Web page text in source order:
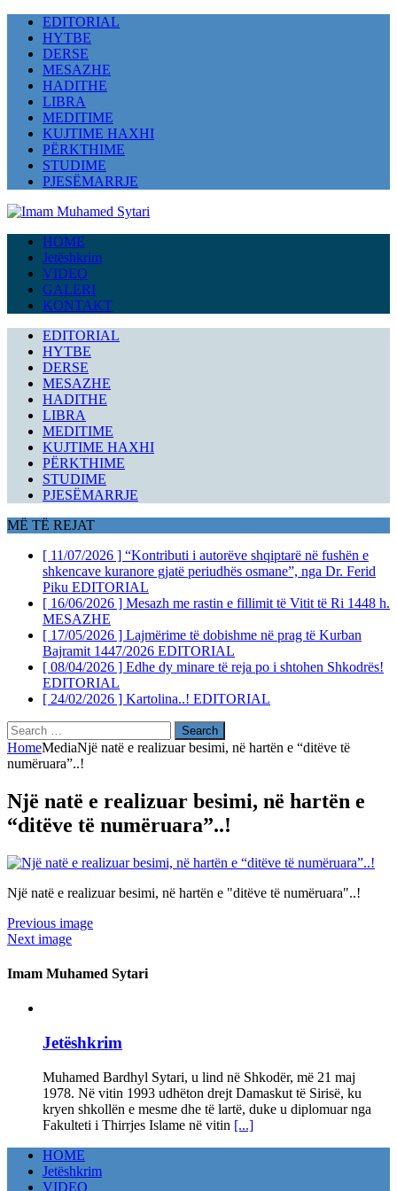
EDITORIAL
HYTBE
DERSE
MESAZHE
HADITHE
LIBRA
MEDITIME
KUJTIME HAXHI
PËRKTHIME
STUDIME
PJESËMARRJE
HOME
Jetëshkrim
VIDEO
GALERI
KONTAKT
EDITORIAL
HYTBE
DERSE
MESAZHE
HADITHE
LIBRA
MEDITIME
KUJTIME HAXHI
PËRKTHIME
STUDIME
PJESËMARRJE
MË TË REJAT
[ 11/07/2026 ] “Kontributi i autorëve shqiptarë në fushën e
shkencave kuranore gjatë periudhës osmane”, nga Dr. Ferid
Piku EDITORIAL
[ 16/06/2026 ] Mesazh me rastin e fillimit të Vitit të Ri 1448 h.
MESAZHE
[ 17/05/2026 ] Lajmërime të dobishme në prag të Kurban
Bajramit 1447/2026 EDITORIAL
[ 08/04/2026 ] Edhe dy minare të reja po i shtohen Shkodrës!
EDITORIAL
[ 24/02/2026 ] Kartolina..! EDITORIAL
Search
for:
HomeMediaNjë natë e realizuar besimi, në hartën e “ditëve të
numëruara”..!
Një natë e realizuar besimi, në hartën e
“ditëve të numëruara”..!
Një natë e realizuar besimi, në hartën e "ditëve të numëruara"..!
Previous image
Next image
Imam Muhamed Sytari
Jetëshkrim
Muhamed Bardhyl Sytari, u lind në Shkodër, më 21 maj
1978. Në vitin 1993 udhëton drejt Damaskut të Sirisë, ku
kryen shkollën e mesme dhe të lartë, duke u diplomuar nga
Fakulteti i Thirrjes Islame në vitin [...]
HOME
Jetëshkrim
VIDEO